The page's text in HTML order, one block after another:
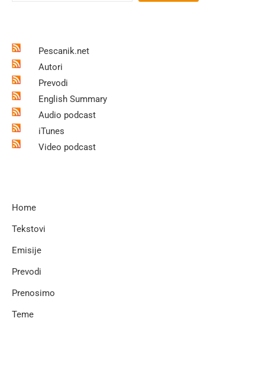
Pescanik.net
Autori
Prevodi
English Summary
Audio podcast
iTunes
Video podcast
Home
Tekstovi
Emisije
Prevodi
Prenosimo
Teme